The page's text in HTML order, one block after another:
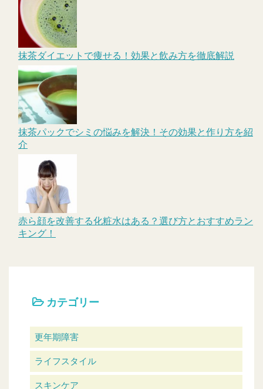
抹茶ダイエットで痩せる！効果と飲み方を徹底解説
抹茶パックでシミの悩みを解決！その効果と作り方を紹
介
赤ら顔を改善する化粧水はある？選び方とおすすめラン
キング！
カテゴリー
更年期障害
ライフスタイル
スキンケア